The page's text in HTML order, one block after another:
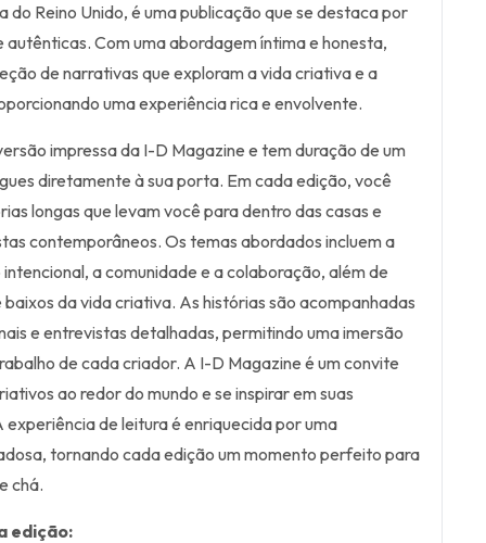
do Reino Unido, é uma publicação que se destaca por
autênticas. Com uma abordagem íntima e honesta,
de narrativas que exploram a vida criativa e a
uma experiência rica e envolvente.
impressa da I-D Magazine e tem duração de um
diretamente à sua porta. Em cada edição, você
longas que levam você para dentro das casas e
contemporâneos. Os temas abordados incluem a
a comunidade e a colaboração, além de
da vida criativa. As histórias são acompanhadas
e entrevistas detalhadas, permitindo uma imersão
de cada criador. A I-D Magazine é um convite
ao redor do mundo e se inspirar em suas
de leitura é enriquecida por uma
tornando cada edição um momento perfeito para
chá.
edição: